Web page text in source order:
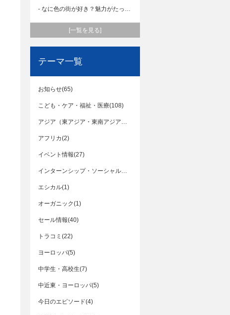
- なに色の街が好き？魅力がたっぷりモロッコ
[一覧を見る]
テーマ一覧
お知らせ(65)
こども・ケア・福祉・医療(108)
アジア（東アジア・東南アジア・南アジア）(33)
アフリカ(2)
イベント情報(27)
インターンシップ・ソーシャルビジネス(6)
エシカル(1)
オーガニック(1)
セール情報(40)
トラコミ(22)
ヨーロッパ(5)
中学生・高校生(7)
中近東・ヨーロッパ(5)
今日のエピソード(4)